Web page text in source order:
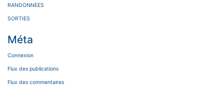
RANDONNEES
SORTIES
Méta
Connexion
Flux des publications
Flux des commentaires